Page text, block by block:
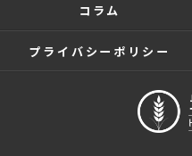
コラム
プライバシーポリシー